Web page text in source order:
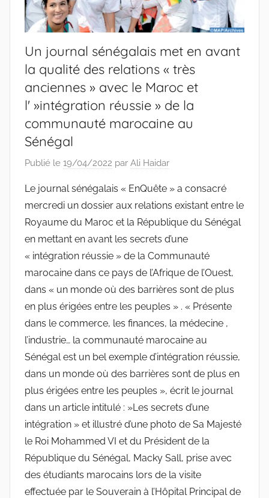
Un journal sénégalais met en avant
la qualité des relations « très
anciennes » avec le Maroc et
l' »intégration réussie » de la
communauté marocaine au
Sénégal
Publié le 19/04/2022 par Ali Haidar
Le journal sénégalais « EnQuête » a consacré
mercredi un dossier aux relations existant entre le
Royaume du Maroc et la République du Sénégal
en mettant en avant les secrets d’une
« intégration réussie » de la Communauté
marocaine dans ce pays de l’Afrique de l’Ouest,
dans « un monde où des barrières sont de plus
en plus érigées entre les peuples » . « Présente
dans le commerce, les finances, la médecine ,
l’industrie… la communauté marocaine au
Sénégal est un bel exemple d’intégration réussie,
dans un monde où des barrières sont de plus en
plus érigées entre les peuples », écrit le journal
dans un article intitulé : »Les secrets d’une
intégration » et illustré d’une photo de Sa Majesté
le Roi Mohammed VI et du Président de la
République du Sénégal, Macky Sall, prise avec
des étudiants marocains lors de la visite
effectuée par le Souverain à l’Hôpital Principal de